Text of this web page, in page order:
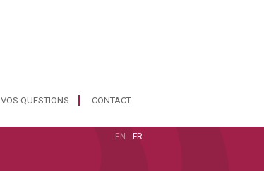
VOS QUESTIONS CONTACT
FR
EN